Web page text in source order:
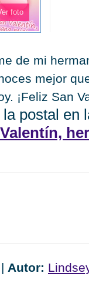
foto
de mi
mejor
¡Feliz San
postal en
Autor: